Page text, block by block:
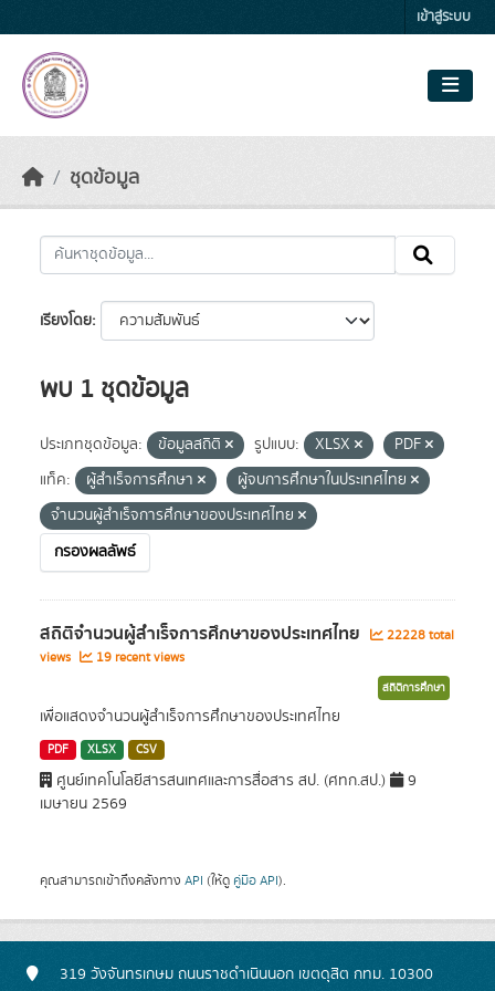
เข้าสู่ระบบ
ชุดข้อมูล
เรียงโดย
พบ 1 ชุดข้อมูล
ประเภทชุดข้อมูล: ข้อมูลสถิติ รูปแบบ: XLSX
PDF
แท็ค:
ผู้สำเร็จการศึกษา
ผู้จบการศึกษาในประเทศไทย
จำนวนผู้สำเร็จการศึกษาของประเทศไทย
กรองผลลัพธ์
สถิติจำนวนผู้สำเร็จการศึกษาของประเทศไทย
22228 total
views
19 recent views
สถิติการศึกษา
เพื่อแสดงจำนวนผู้สำเร็จการศึกษาของประเทศไทย
PDF XLSX CSV
ศูนย์เทคโนโลยีสารสนเทศและการสื่อสาร สป. (ศทก.สป.)
9
เมษายน 2569
คุณสามารถเข้าถึงคลังทาง API (ให้ดู คู่มือ API).
319 วังจันทรเกษม ถนนราชดำเนินนอก เขตดุสิต กทม. 10300